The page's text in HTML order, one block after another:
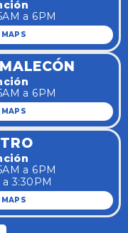
a 6PM
a 6PM
a 6PM
3:30PM